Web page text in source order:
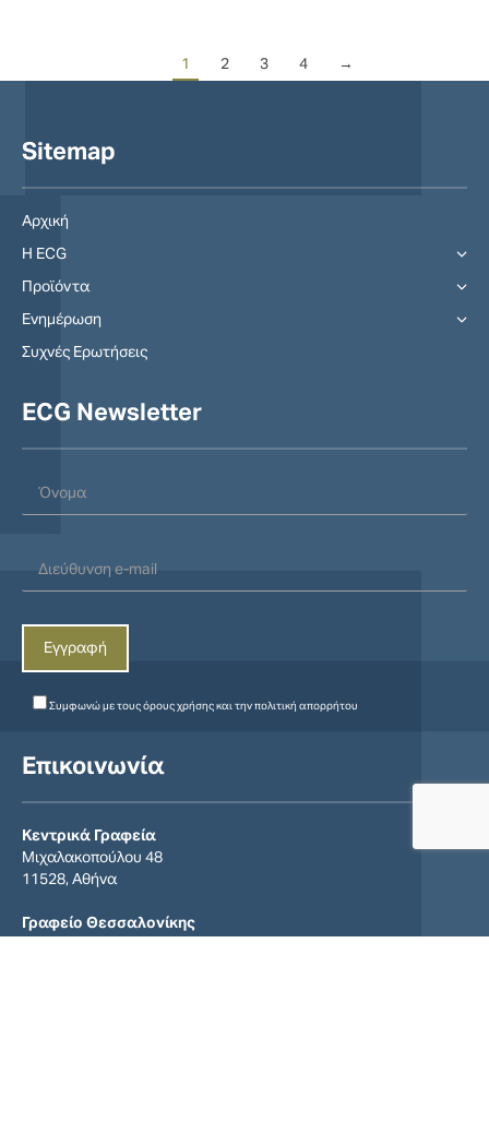
1 2 3 4 →
Sitemap
Αρχική
Η ECG
Προϊόντα
Ενημέρωση
Συχνές Ερωτήσεις
ECG Newsletter
Συμφωνώ με τους όρους χρήσης και την πολιτική απορρήτου
Επικοινωνία
Κεντρικά Γραφεία
Μιχαλακοπούλου 48
11528, Αθήνα
Γραφείο Θεσσαλονίκης